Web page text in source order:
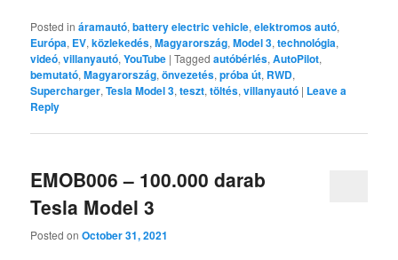
Posted in áramautó,battery electric vehicle,elektromos autó,
Európa, EV,közlekedés,Magyarország,Model 3,technológia,
videó,villanyautó,YouTube |Tagged autóbérlés,AutoPilot,
bemutató,Magyarország,önvezetés,próba út, RWD,
Supercharger,Tesla Model 3,teszt,töltés,villanyautó | Leave a
Reply
EMOB006 – 100.000 darab
Tesla Model 3
Posted onOctober 31, 2021